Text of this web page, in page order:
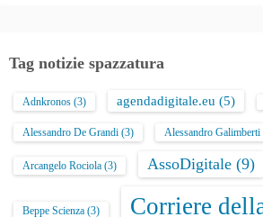
Tag notizie spazzatura
Adnkronos (3) agendadigitale.eu (5)
Alessandro De Grandi (3) Alessandro Galimberti
Arcangelo Rociola (3) AssoDigitale (9)
Beppe Scienza (3) Corriere